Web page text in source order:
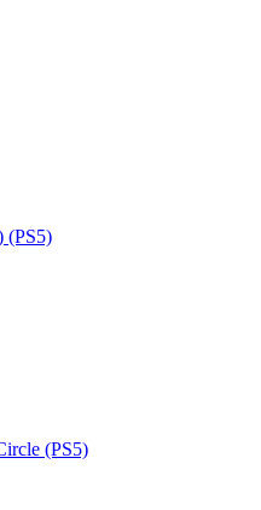
(PS5)
(PS5)